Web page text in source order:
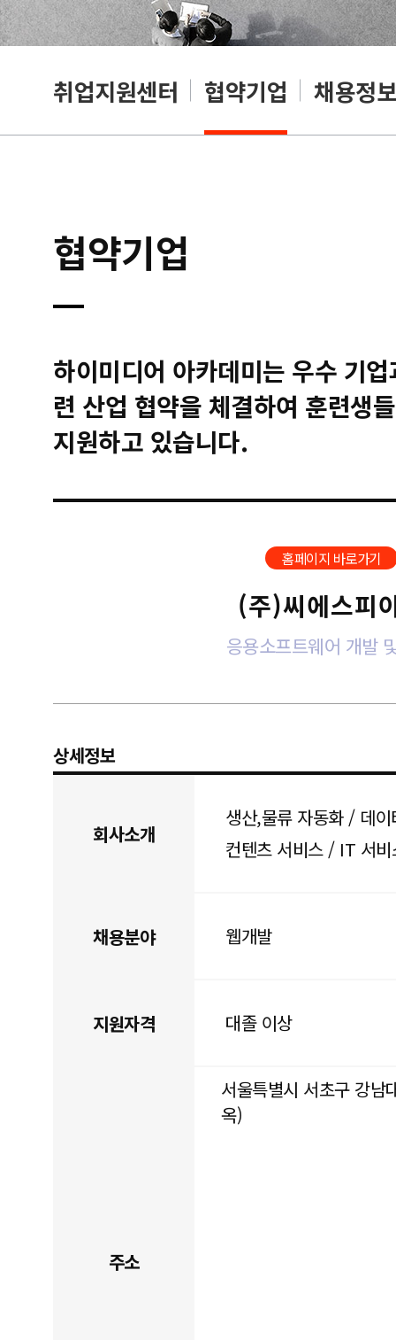
취업지원센터 협약기업 채용정보
협약기업
하이미디어 아카데미는 우수 기
련 산업 협약을 체결하여 훈련생
지원하고 있습니다.
홈페이지 바로가기
(주)씨에스피
응용소프트웨어 개발
상세정보
회사소개
생산,물류 자동화 / 데
컨텐츠 서비스 / IT 서비
채용분야 웹개발
지원자격 대졸 이상
주소
서울특별시 서초구 강
옥)